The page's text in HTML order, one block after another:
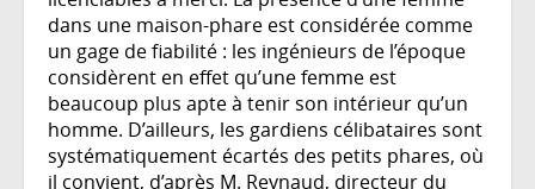
dans une maison-phare est considérée comme
un gage de fiabilité : les ingénieurs de l’époque
considèrent en effet qu’une femme est
beaucoup plus apte à tenir son intérieur qu’un
homme. D’ailleurs, les gardiens célibataires sont
systématiquement écartés des petits phares, où
il convient, d’après M. Reynaud, directeur du